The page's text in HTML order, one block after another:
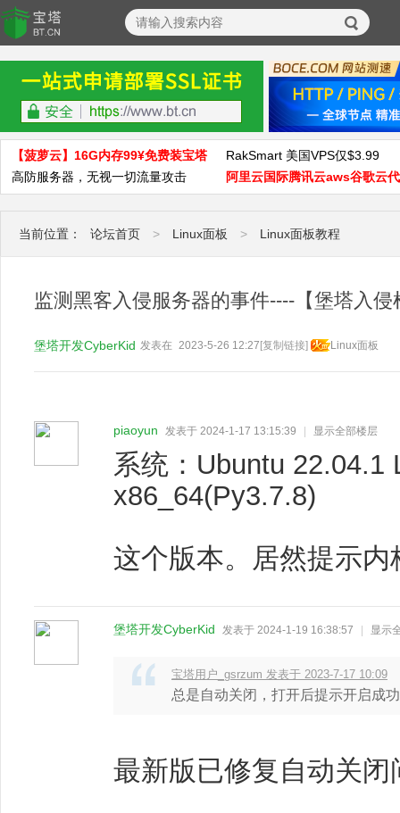
【菠萝云】16G内存99¥免费装宝塔
RakSmart 美国VPS仅$3.99
高防服务器，无视一切流量攻击
阿里云国际腾讯云aws谷歌云
当前位置： 论坛首页 > Linux面板 > Linux面板教程
监测黑客入侵服务器的事件----【堡塔入侵
堡塔开发CyberKid 发表在 Linux面板
2023-5-26 12:27 [复制链接]
piaoyun 发表于 2024-1-17 13:15:39 显示全部楼层
系统：Ubuntu 22.04.1
x86_64(Py3.7.8)
这个版本。居然提示
堡塔开发CyberKid 发表于 2024-1-19 16:38:57 显示
宝塔用户_gsrzum 发表于 2023-7-17 10:09
总是自动关闭，打开后提示开启成
最新版已修复自动关闭